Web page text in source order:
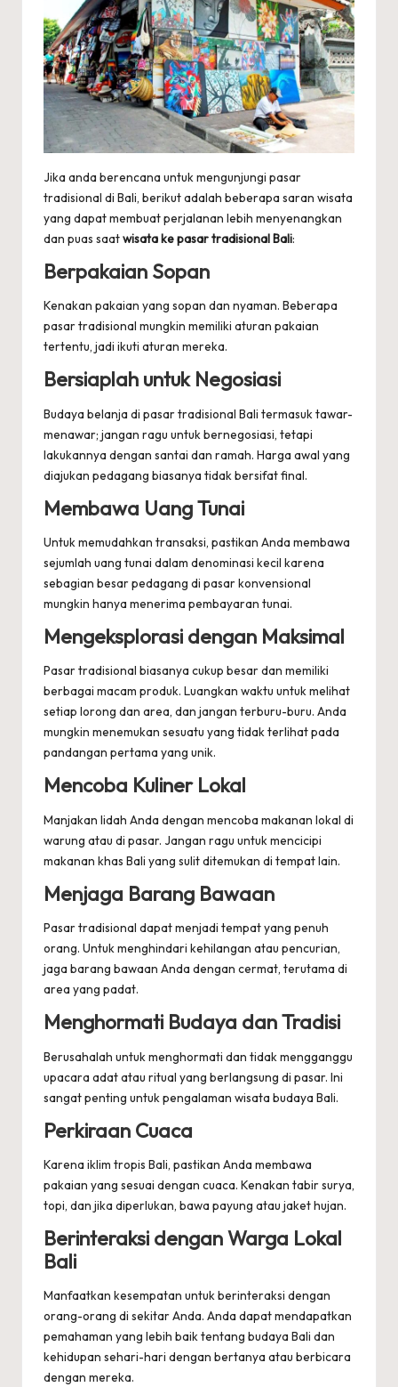
Jika anda berencana untuk mengunjungi pasar
tradisional di Bali, berikut adalah beberapa saran wisata
yang dapat membuat perjalanan lebih menyenangkan
dan puas saatwisata ke pasar tradisional Bali:
Berpakaian Sopan
Kenakan pakaian yang sopan dan nyaman. Beberapa
pasar tradisional mungkin memiliki aturan pakaian
tertentu, jadi ikuti aturan mereka.
Bersiaplah untuk Negosiasi
Budaya belanja di pasar tradisional Bali termasuk tawar-
menawar; jangan ragu untuk bernegosiasi, tetapi
lakukannya dengan santai dan ramah. Harga awal yang
diajukan pedagang biasanya tidak bersifat final.
Membawa Uang Tunai
Untuk memudahkan transaksi, pastikan Anda membawa
sejumlah uang tunai dalam denominasi kecil karena
sebagian besar pedagang di pasar konvensional
mungkin hanya menerima pembayaran tunai.
Mengeksplorasi dengan Maksimal
Pasar tradisional biasanya cukup besar dan memiliki
berbagai macam produk. Luangkan waktu untuk melihat
setiap lorong dan area, dan jangan terburu-buru. Anda
mungkin menemukan sesuatu yang tidak terlihat pada
pandangan pertama yang unik.
Mencoba Kuliner Lokal
Manjakan lidah Anda dengan mencoba makanan lokal di
warung atau di pasar. Jangan ragu untuk mencicipi
makanan khas Bali yang sulit ditemukan di tempat lain.
Menjaga Barang Bawaan
Pasar tradisional dapat menjadi tempat yang penuh
orang. Untuk menghindari kehilangan atau pencurian,
jaga barang bawaan Anda dengan cermat, terutama di
area yang padat.
Menghormati Budaya dan Tradisi
Berusahalah untuk menghormati dan tidak mengganggu
upacara adat atau ritual yang berlangsung di pasar. Ini
sangat penting untuk pengalaman wisata budaya Bali.
Perkiraan Cuaca
Karena iklim tropis Bali, pastikan Anda membawa
pakaian yang sesuai dengan cuaca. Kenakan tabir surya,
topi, dan jika diperlukan, bawa payung atau jaket hujan.
Berinteraksi dengan Warga Lokal
Bali
Manfaatkan kesempatan untuk berinteraksi dengan
orang-orang di sekitar Anda. Anda dapat mendapatkan
pemahaman yang lebih baik tentang budaya Bali dan
kehidupan sehari-hari dengan bertanya atau berbicara
dengan mereka.